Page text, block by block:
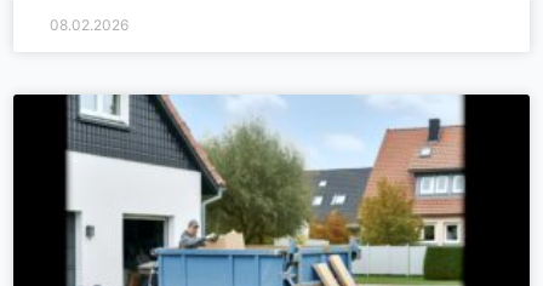
08.02.2026